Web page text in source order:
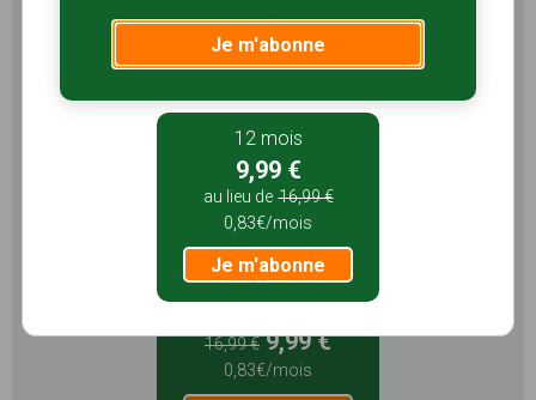
Pas de pub
Favoris illimités
Mode hors-connexion
3 mois
5,99 €
1,99€/mois
Je m'abonne
12 mois
16,99 €9,99 €
0,83€/mois
Je m'abonne
12 mois
9,99 €
au lieu de 16,99 €
0,83€/mois
Je m'abonne